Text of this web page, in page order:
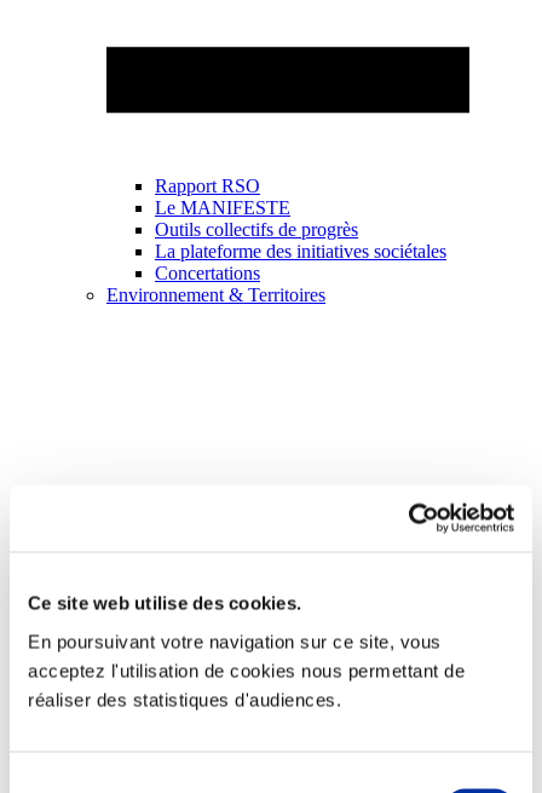
Ce site web utilise des cookies.
En poursuivant votre navigation sur ce site, vous
acceptez l'utilisation de cookies nous permettant de
réaliser des statistiques d'audiences.
Rapport RSO
Le MANIFESTE
Outils collectifs de progrès
La plateforme des initiatives sociétales
Concertations
Environnement & Territoires
Viande et climat
Valorisation de l’herbe